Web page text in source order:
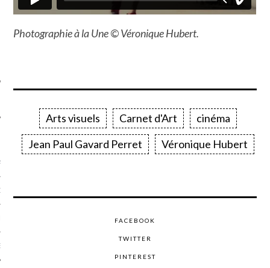
SUIVEZ-NOUS
CARAVELLE
CARAVELLE
PODCAST
Photographie à la Une © Véronique Hubert.
Arts visuels Carnet d'Art
cinéma
Jean Paul Gavard Perret
Véronique Hubert
FACEBOOK
TWITTER
PINTEREST